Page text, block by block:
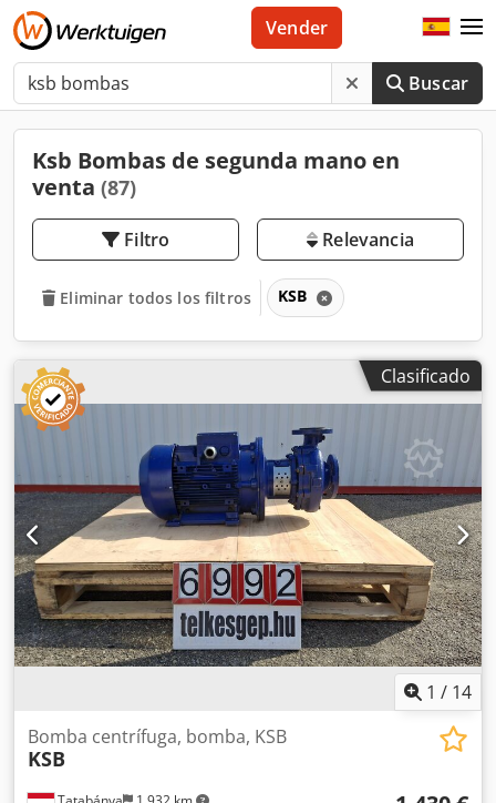
Buscar
Vender
Ksb Bombas de segunda mano en
venta (87)
Filtro Relevancia
Eliminar todos los filtros KSB
Clasificado
1 / 14
Bomba centrífuga, bomba, KSB
KSB